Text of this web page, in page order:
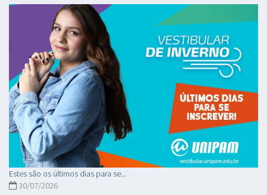
Estes são os últimos dias para se...
30/07/2026